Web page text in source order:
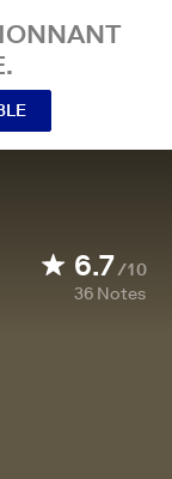
6.7/10
36 Notes